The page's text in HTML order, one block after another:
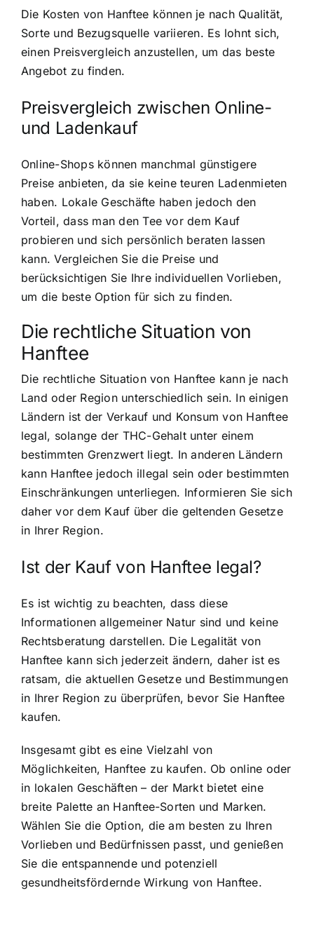
Die Kosten von Hanftee können je nach Qualität,
Sorte und Bezugsquelle variieren. Es lohnt sich,
einen Preisvergleich anzustellen, um das beste
Angebot zu finden.
Preisvergleich zwischen Online-
und Ladenkauf
Online-Shops können manchmal günstigere
Preise anbieten, da sie keine teuren Ladenmieten
haben. Lokale Geschäfte haben jedoch den
Vorteil, dass man den Tee vor dem Kauf
probieren und sich persönlich beraten lassen
kann. Vergleichen Sie die Preise und
berücksichtigen Sie Ihre individuellen Vorlieben,
um die beste Option für sich zu finden.
Die rechtliche Situation von
Hanftee
Die rechtliche Situation von Hanftee kann je nach
Land oder Region unterschiedlich sein. In einigen
Ländern ist der Verkauf und Konsum von Hanftee
legal, solange der THC-Gehalt unter einem
bestimmten Grenzwert liegt. In anderen Ländern
kann Hanftee jedoch illegal sein oder bestimmten
Einschränkungen unterliegen. Informieren Sie sich
daher vor dem Kauf über die geltenden Gesetze
in Ihrer Region.
Ist der Kauf von Hanftee legal?
Es ist wichtig zu beachten, dass diese
Informationen allgemeiner Natur sind und keine
Rechtsberatung darstellen. Die Legalität von
Hanftee kann sich jederzeit ändern, daher ist es
ratsam, die aktuellen Gesetze und Bestimmungen
in Ihrer Region zu überprüfen, bevor Sie Hanftee
kaufen.
Insgesamt gibt es eine Vielzahl von
Möglichkeiten, Hanftee zu kaufen. Ob online oder
in lokalen Geschäften – der Markt bietet eine
breite Palette an Hanftee-Sorten und Marken.
Wählen Sie die Option, die am besten zu Ihren
Vorlieben und Bedürfnissen passt, und genießen
Sie die entspannende und potenziell
gesundheitsfördernde Wirkung von Hanftee.